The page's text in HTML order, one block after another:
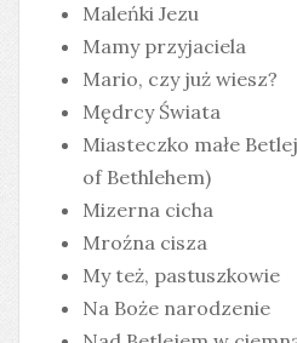
Maleńki Jezu
Mamy przyjaciela
Mario, czy już wiesz?
Mędrcy Świata
Miasteczko małe
of Bethlehem)
Mizerna cicha
Mroźna cisza
My też, pastuszkowie
Na Boże narodzenie